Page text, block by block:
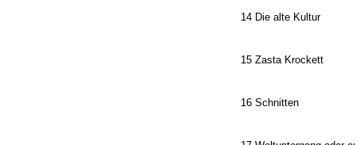
14 Die alte Kultur
15 Zasta Krockett
16 Schnitten